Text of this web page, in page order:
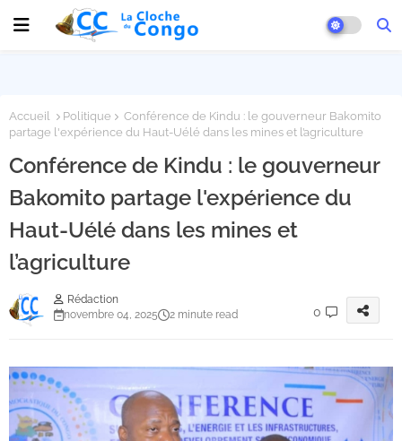
Accueil Politique
Conférence de Kindu : le gouverneur Bakomito
partage l'expérience du Haut-Uélé dans les mines et l’agriculture
Conférence de Kindu : le gouverneur
Bakomito partage l'expérience du
Haut-Uélé dans les mines et
l’agriculture
Rédaction
novembre 04, 2025
2 minute read 0